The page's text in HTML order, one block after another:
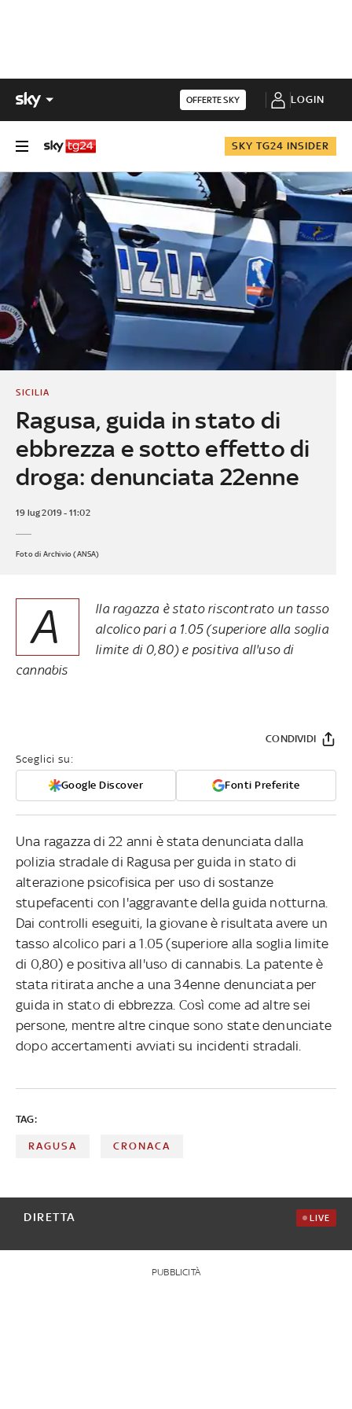
OFFERTE SKY LOGIN
SKY TG24 INSIDER
Ragusa, guida in stato di
ebbrezza e sotto effetto di
droga: denunciata 22enne
SICILIA
19 lug 2019 - 11:02
Foto di Archivio (ANSA)
A
lla ragazza è stato riscontrato un tasso
alcolico pari a 1.05 (superiore alla soglia
limite di 0,80) e positiva all'uso di
cannabis
Sceglici su:
Google Discover Fonti Preferite
CONDIVIDI
Una ragazza di 22 anni è stata denunciata dalla
polizia stradale di Ragusa per guida in stato di
alterazione psicofisica per uso di sostanze
stupefacenti con l'aggravante della guida notturna.
Dai controlli eseguiti, la giovane è risultata avere un
tasso alcolico pari a 1.05 (superiore alla soglia limite
di 0,80) e positiva all'uso di cannabis. La patente è
stata ritirata anche a una 34enne denunciata per
guida in stato di ebbrezza. Così come ad altre sei
persone, mentre altre cinque sono state denunciate
dopo accertamenti avviati su incidenti stradali.
TAG:
RAGUSA CRONACA
DIRETTA LIVE
PUBBLICITÀ